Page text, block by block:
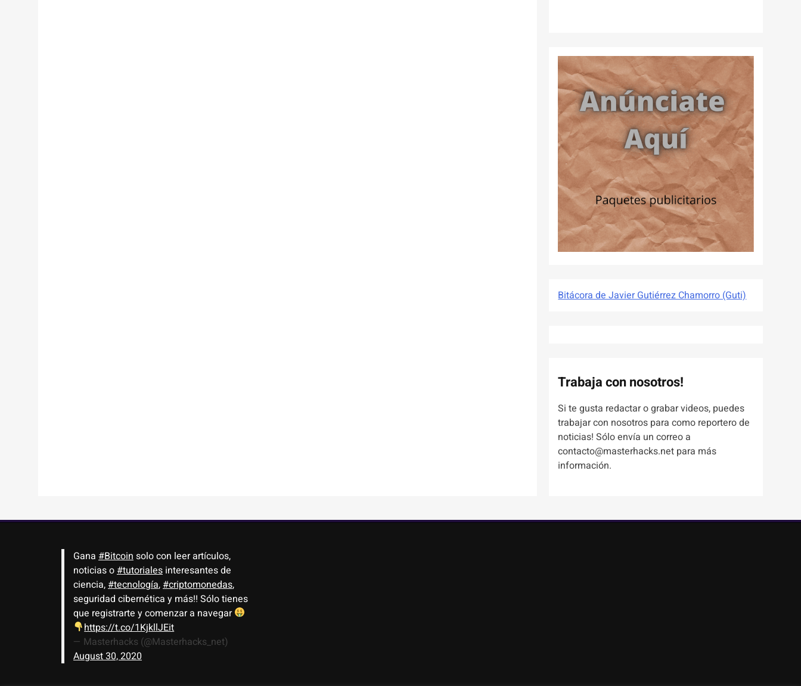
Bitácora de Javier Gutiérrez Chamorro (Guti)
Trabaja con nosotros!
Si te gusta redactar o grabar videos, puedes
trabajar con nosotros para como reportero de
noticias! Sólo envía un correo a
contacto@masterhacks.net para más
información.
Gana #Bitcoin solo con leer artículos,
noticias o #tutoriales interesantes de
ciencia, #tecnología, #criptomonedas,
seguridad cibernética y más!! Sólo tienes
que registrarte y comenzar a navegar
https://t.co/1KjkllJEit
— Masterhacks (@Masterhacks_net)
August 30, 2020